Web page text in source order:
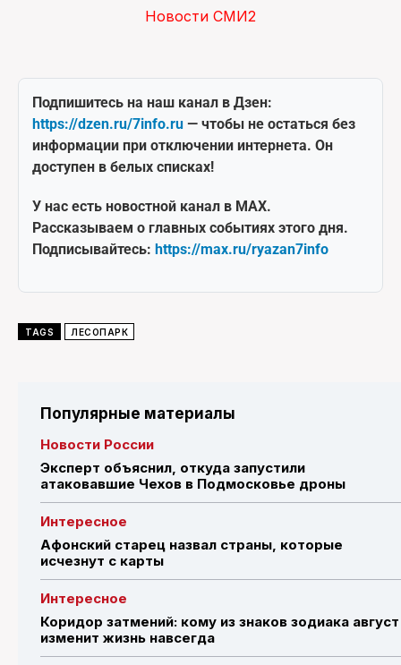
Новости СМИ2
Подпишитесь на наш канал в Дзен:
https://dzen.ru/7info.ru — чтобы не остаться без
информации при отключении интернета. Он
доступен в белых списках!
У нас есть новостной канал в MAX.
Рассказываем о главных событиях этого дня.
Подписывайтесь: https://max.ru/ryazan7info
TAGS ЛЕСОПАРК
Популярные материалы
Новости России
Эксперт объяснил, откуда запустили
атаковавшие Чехов в Подмосковье дроны
Интересное
Афонский старец назвал страны, которые
исчезнут с карты
Интересное
Коридор затмений: кому из знаков зодиака август
изменит жизнь навсегда